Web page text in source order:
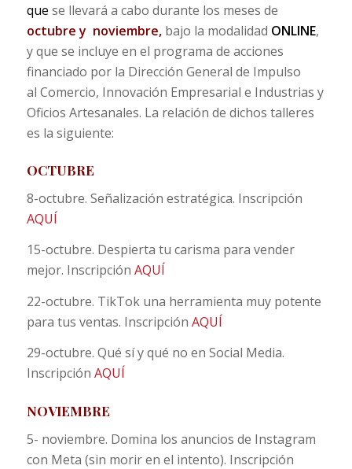
que se llevará a cabo durante los meses de
octubre y noviembre, bajo la modalidad ONLINE,
y que se incluye en el programa de acciones
financiado por la Dirección General de Impulso
al Comercio, Innovación Empresarial e Industrias y
Oficios Artesanales. La relación de dichos talleres
es la siguiente:
OCTUBRE
8-octubre. Señalización estratégica. Inscripción
AQUÍ
15-octubre. Despierta tu carisma para vender
mejor. Inscripción AQUÍ
22-octubre. TikTok una herramienta muy potente
para tus ventas. Inscripción AQUÍ
29-octubre. Qué sí y qué no en Social Media.
Inscripción AQUÍ
NOVIEMBRE
5- noviembre. Domina los anuncios de Instagram
con Meta (sin morir en el intento). Inscripción